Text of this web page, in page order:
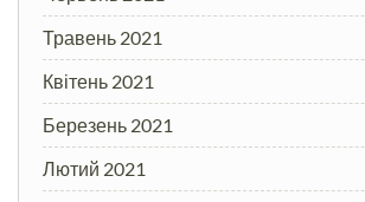
Травень 2021
Квітень 2021
Березень 2021
Лютий 2021